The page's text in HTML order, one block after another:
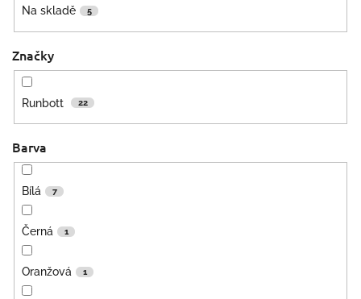
Na skladě 5
Značky
Runbott 22
Barva
Bílá 7
Černá 1
Oranžová 1